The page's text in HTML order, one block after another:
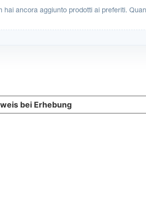
hai ancora aggiunto prodotti ai preferiti.
bei Erhebung